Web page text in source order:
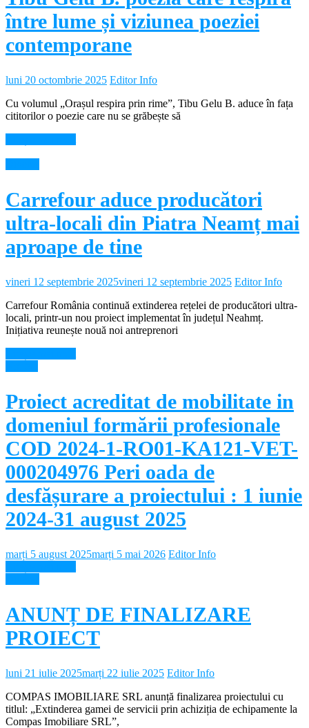
între lume și viziunea poeziei
contemporane
luni 20 octombrie 2025 Editor Info
Cu volumul „Orașul respira prin rime”, Tibu Gelu B. aduce în fața
cititorilor o poezie care nu se grăbește să
Carrefour aduce producători
ultra-locali din Piatra Neamț mai
aproape de tine
vineri 12 septembrie 2025vineri 12 septembrie 2025 Editor Info
Carrefour România continuă extinderea rețelei de producători ultra-
locali, printr-un nou proiect implementat în județul Neahmț.
Inițiativa reunește nouă noi antreprenori
Proiect acreditat de mobilitate in
domeniul formării profesionale
COD 2024-1-RO01-KA121-VET-
000204976 Peri oada de
desfășurare a proiectului : 1 iunie
2024-31 august 2025
marți 5 august 2025marți 5 mai 2026 Editor Info
ANUNȚ DE FINALIZARE
PROIECT
luni 21 iulie 2025marți 22 iulie 2025 Editor Info
COMPAS IMOBILIARE SRL anunță finalizarea proiectului cu
titlul: „Extinderea gamei de servicii prin achiziția de echipamente la
Compas Imobiliare SRL”,